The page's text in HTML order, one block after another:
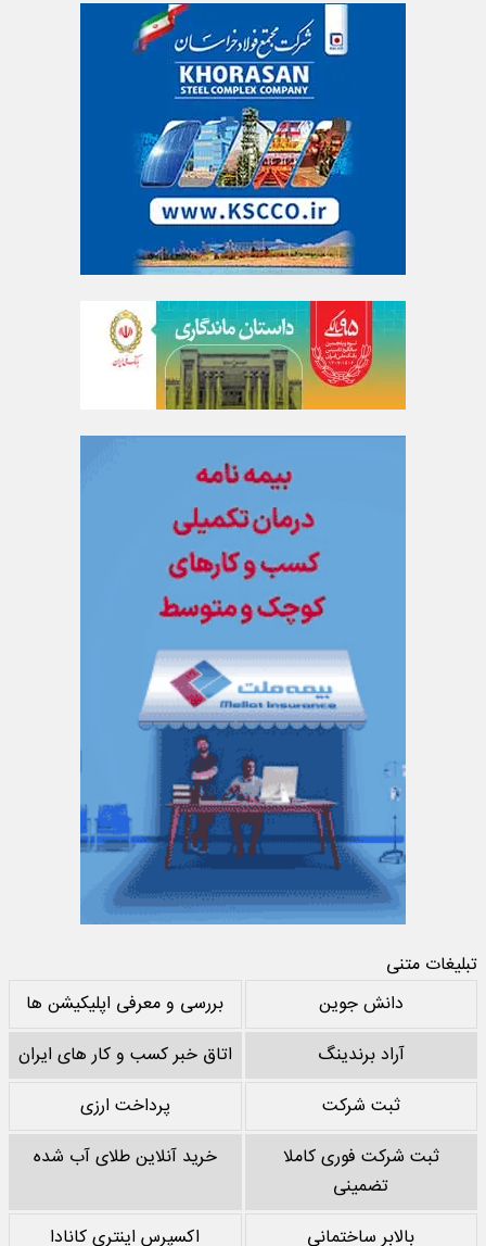
تبلیغات متنی
دانش جوین
بررسی و معرفی اپلیکیشن ها
آراد برندینگ
اتاق خبر کسب و کار های ایران
ثبت شرکت
پرداخت ارزی
ثبت شرکت فوری کاملا
تضمینی
خرید آنلاین طلای آب شده
بالابر ساختمانی اکسپرس اینتری کانادا